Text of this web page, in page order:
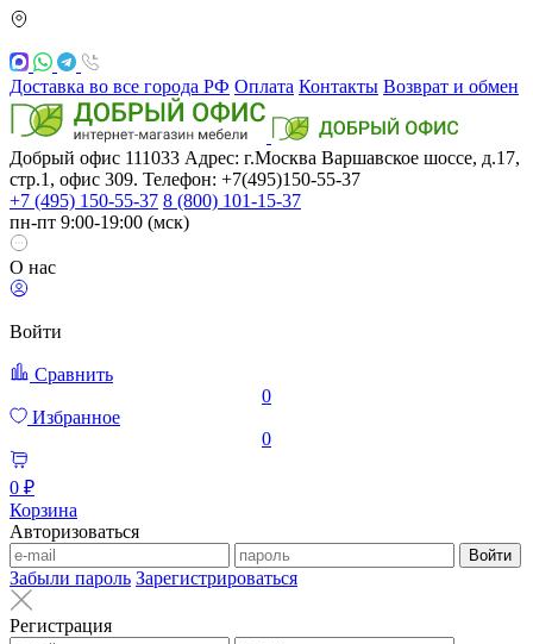
Доставка во все города РФ Оплата Контакты Возврат и обмен
Добрый офис 111033 Адрес: г.Москва Варшавское шоссе, д.17,
стр.1, офис 309. Телефон: +7(495)150-55-37
+7 (495) 150-55-37 8 (800) 101-15-37
пн-пт 9:00-19:00 (мск)
О нас
Войти
Сравнить
0
Избранное
0
0 ₽
Корзина
Авторизоваться
Войти
Забыли пароль Зарегистрироваться
Регистрация